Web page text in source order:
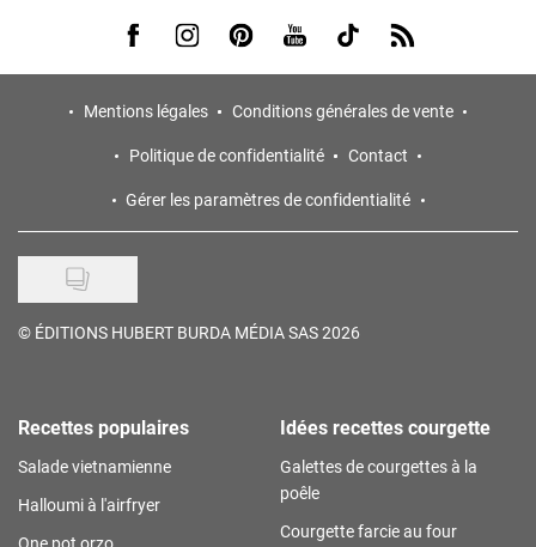
Visit us on Facebook
Visit us on Instagram
Visit us on Pinterest
Visit us on Youtube
Visit us on Tiktok
Visit us on Rss
Mentions légales
Conditions générales de vente
Politique de confidentialité
Contact
Gérer les paramètres de confidentialité
© ÉDITIONS HUBERT BURDA MÉDIA SAS 2026
Recettes populaires
Salade vietnamienne
Halloumi à l'airfryer
Idées recettes courgette
Galettes de courgettes à la
poêle
Courgette farcie au four